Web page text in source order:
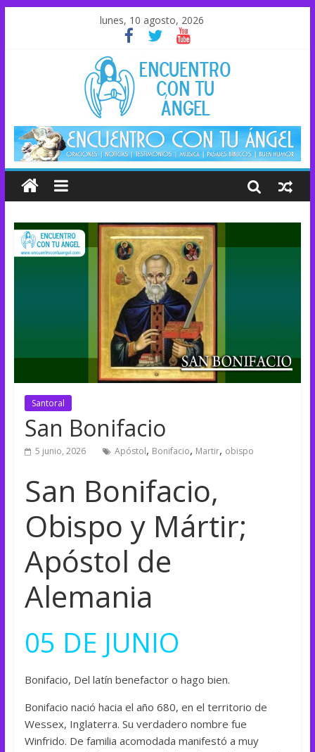
lunes, 10 agosto, 2026
Santoral
San Bonifacio
5 junio, 2026 Apóstol, Bonifacio, Martir, obispo
San Bonifacio,
Obispo y Mártir;
Apóstol de
Alemania
05 DE JUNIO
Bonifacio, Del latín benefactor o hago bien.
Bonifacio nació hacia el año 680, en el territorio de
Wessex, Inglaterra. Su verdadero nombre fue
Winfrido. De familia acomodada manifestó a muy